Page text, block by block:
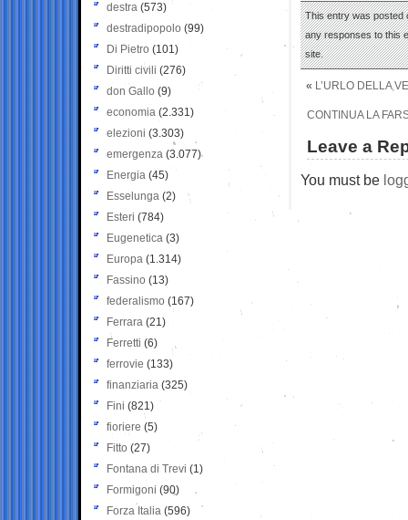
This entry was posted
any responses to this
site.
« L’URLO DELLA
CONTINUA LA
Leave a
You must be
destra (573)
destradipopolo (99)
Di Pietro (101)
Diritti civili (276)
don Gallo (9)
economia (2.331)
elezioni (3.303)
emergenza (3.077)
Energia (45)
Esselunga (2)
Esteri (784)
Eugenetica (3)
Europa (1.314)
Fassino (13)
federalismo (167)
Ferrara (21)
Ferretti (6)
ferrovie (133)
finanziaria (325)
Fini (821)
fioriere (5)
Fitto (27)
Fontana di Trevi (1)
Formigoni (90)
Forza Italia (596)